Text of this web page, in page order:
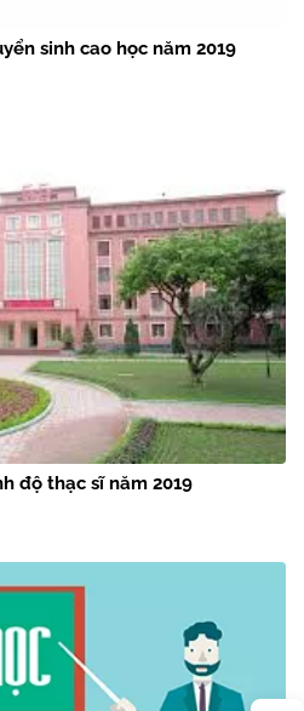
sinh cao học năm 2019
độ thạc sĩ năm 2019